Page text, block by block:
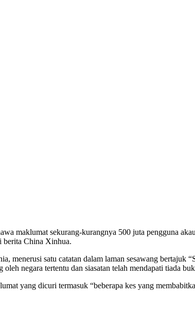
maklumat sekurang-kurangnya 500 juta pengguna
berita China Xinhua.
menerusi satu catatan dalam laman sesawang bertajuk
negara tertentu dan siasatan telah mendapati tiada
yang dicuri termasuk “beberapa kes yang